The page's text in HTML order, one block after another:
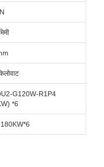
G120W-R1P4
*6